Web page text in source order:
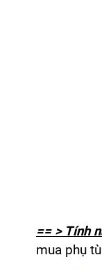
== > Tính
mua phụ